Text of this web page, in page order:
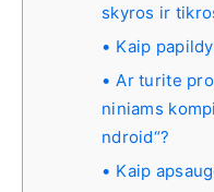
skyros ir
Kaip
Ar turite
niniams
ndroid“?
Kaip